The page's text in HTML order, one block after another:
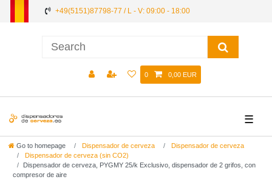
+49(5151)87798-77 / L - V: 09:00 - 18:00
0 0,00 EUR
☰
Go to homepage Dispensador de cerveza
Dispensador de cerveza
Dispensador de cerveza (sin CO2)
Dispensador de cerveza, PYGMY 25/k Exclusivo, dispensador de 2 grifos, con
compresor de aire